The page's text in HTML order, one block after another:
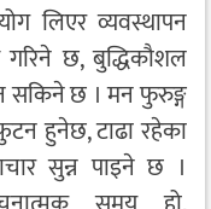
लिएर व्यवस्थापन
गरिने छ, बुद्धिकौशल
सकिने छ । मन फुरुङ्ग
हुनेछ, टाढा रहेका
सुन्न पाइने छ ।